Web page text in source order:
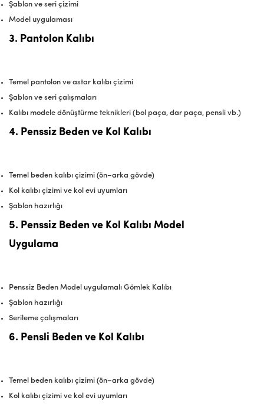
Şablon ve seri çizimi
Model uygulaması
3. Pantolon Kalıbı
Temel pantolon ve astar kalıbı çizimi
Şablon ve seri çalışmaları
Kalıbı modele dönüştürme teknikleri (bol paça, dar paça, pensli vb.)
4. Penssiz Beden ve Kol Kalıbı
Temel beden kalıbı çizimi (ön–arka gövde)
Kol kalıbı çizimi ve kol evi uyumları
Şablon hazırlığı
5. Penssiz Beden ve Kol Kalıbı Model
Uygulama
Penssiz Beden Model uygulamalı Gömlek Kalıbı
Şablon hazırlığı
Serileme çalışmaları
6. Pensli Beden ve Kol Kalıbı
Temel beden kalıbı çizimi (ön–arka gövde)
Kol kalıbı çizimi ve kol evi uyumları